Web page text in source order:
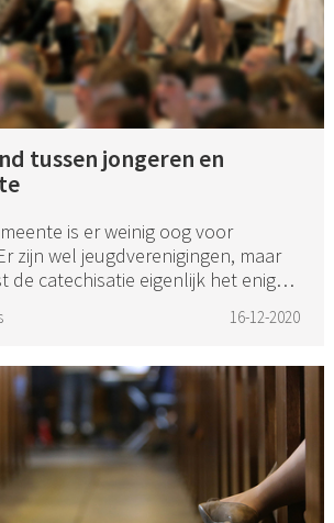
tussen jongeren en
is er weinig oog voor
zijn wel jeugdverenigingen, maar
de catechisatie eigenlijk het enige.
en ...
16-12-2020